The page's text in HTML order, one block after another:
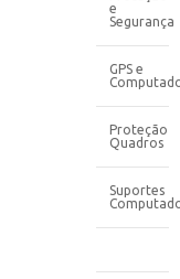
e
Segurança
GPS e
Proteção
Quadros
Suportes